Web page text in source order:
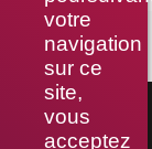
votre
navigation
sur ce
site,
vous
acceptez